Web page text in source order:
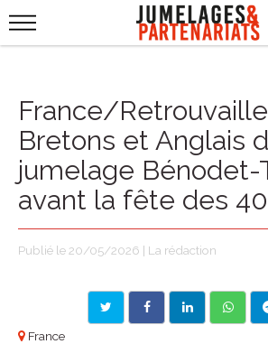
France/
Bretons et Anglais
jumelage Bénodet-
avant la fête des
Publié le 20/05/2026 | La rédaction
France